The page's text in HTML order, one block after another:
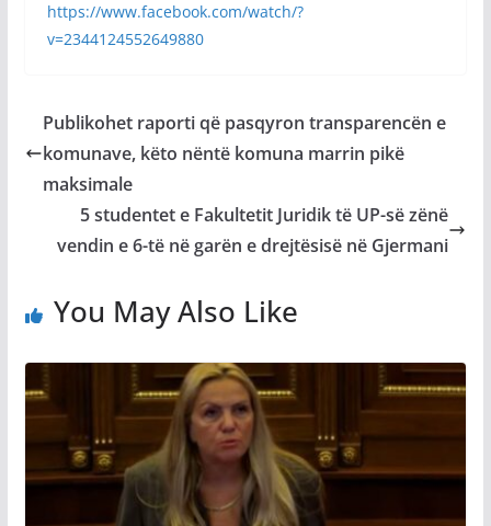
https://www.facebook.com/watch/?
v=2344124552649880
Publikohet raporti që pasqyron transparencën e
komunave, këto nëntë komuna marrin pikë
maksimale
5 studentet e Fakultetit Juridik të UP-së zënë
vendin e 6-të në garën e drejtësisë në Gjermani
You May Also Like